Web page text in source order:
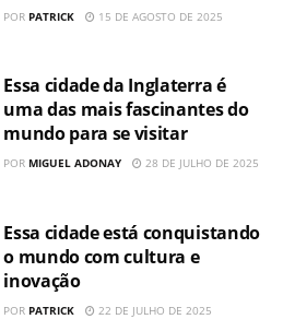
POR PATRICK 15 DE AGOSTO DE 2025
Essa cidade da Inglaterra é
uma das mais fascinantes do
mundo para se visitar
POR MIGUEL ADONAY 28 DE JULHO DE 2025
Essa cidade está conquistando
o mundo com cultura e
inovação
POR PATRICK 22 DE JULHO DE 2025